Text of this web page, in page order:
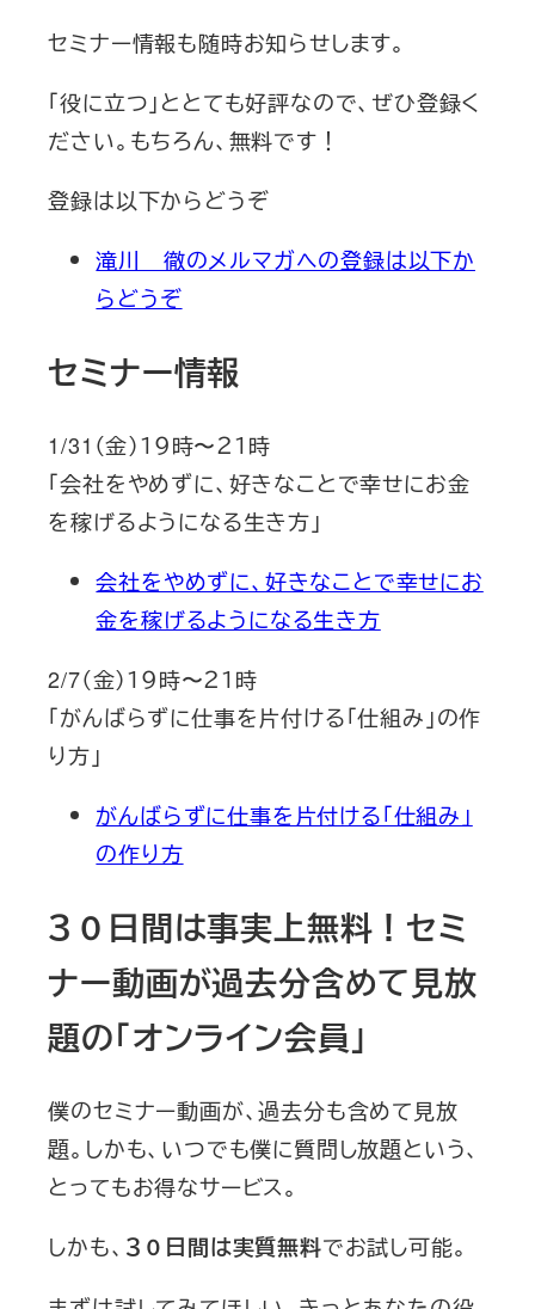
セミナー情報も随時お知らせします。
「役に立つ」ととても好評なので、ぜひ登録く
ださい。もちろん、無料です！
登録は以下からどうぞ
滝川 徹のメルマガへの登録は以下か
らどうぞ
セミナー情報
1/31（金）１９時〜２１時
「会社をやめずに、好きなことで幸せにお金
を稼げるようになる生き方」
会社をやめずに、好きなことで幸せにお
金を稼げるようになる生き方
2/7（金）１９時〜２１時
「がんばらずに仕事を片付ける「仕組み」の作
り方」
がんばらずに仕事を片付ける「仕組み」
の作り方
３０日間は事実上無料！セミ
ナー動画が過去分含めて見放
題の「オンライン会員」
僕のセミナー動画が、過去分も含めて見放
題。しかも、いつでも僕に質問し放題という、
とってもお得なサービス。
しかも、 ３０日間は実質無料でお試し可能。